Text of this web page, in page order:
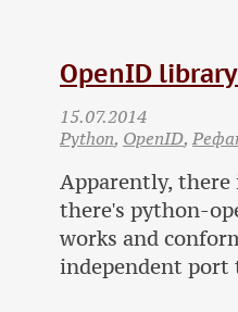
OpenID
15.07.2014
Python, OpenID,
Apparently, there
there's python-
works and
independent port